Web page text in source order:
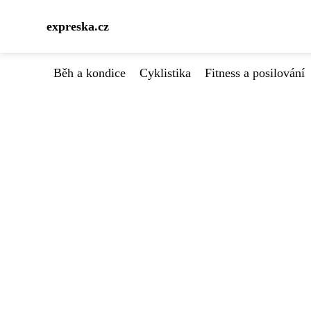
expreska.cz
Běh a kondice Cyklistika Fitness a posilování